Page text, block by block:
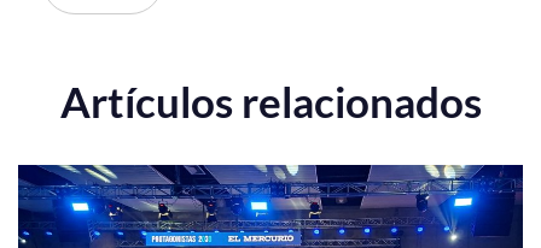
Artículos relacionados